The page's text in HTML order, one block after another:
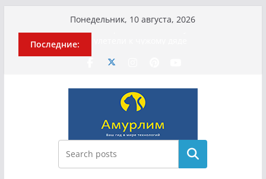
содержимому
Понедельник, 10 августа, 2026
Последние:
Эхо турецкой трагедии: почему
МотоТани?
Гусейна Гасанова заочно
приговорили к четырём годам
Илью Ремесло задержали по делу о
фейках о российской армии
Новые криминальные хроники
связали Диану Шурыгину и Настю
Холод
Поиск